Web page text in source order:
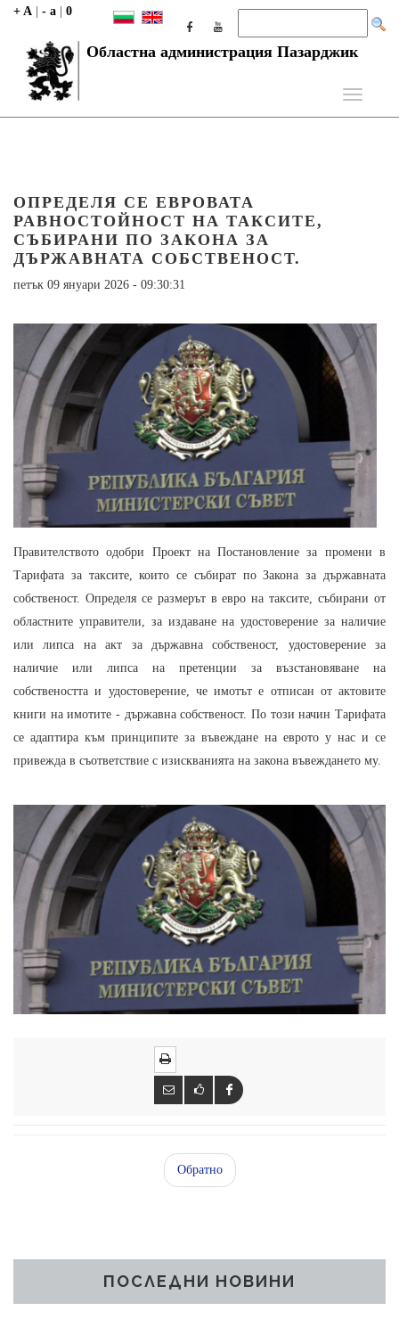
+ A - a 0
Областна администрация Пазарджик
Toggle
ОПРЕДЕЛЯ СЕ ЕВРОВАТА
РАВНОСТОЙНОСТ НА ТАКСИТЕ,
СЪБИРАНИ ПО ЗАКОНА ЗА
ДЪРЖАВНАТА СОБСТВЕНОСТ.
петък 09 януари 2026 - 09:30:31
Правителството одобри Проект на Постановление за промени в
Тарифата за таксите, които се събират по Закона за държавната
собственост. Определя се размерът в евро на таксите, събирани от
областните управители, за издаване на удостоверение за наличие
или липса на акт за държавна собственост, удостоверение за
наличие или липса на претенции за възстановяване на
собствеността и удостоверение, че имотът е отписан от актовите
книги на имотите - държавна собственост. По този начин Тарифата
се адаптира към принципите за въвеждане на еврото у нас и се
привежда в съответствие с изискванията на закона въвеждането му.
Обратно
ПОСЛЕДНИ НОВИНИ